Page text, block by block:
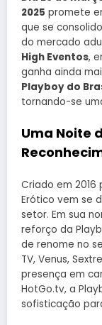
2025 promete
que se
do mercado
High Eventos,
ganha ainda
Playboy do
tornando-se
Uma Noite
Criado em 2016
Erótico vem se
setor. Em sua
reforço da
de renome no
TV, Venus,
presença em
HotGo.tv, a
sofisticação